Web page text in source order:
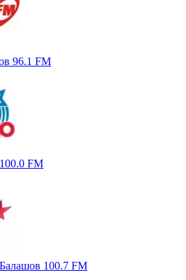
96.1 FM
FM
100.7 FM